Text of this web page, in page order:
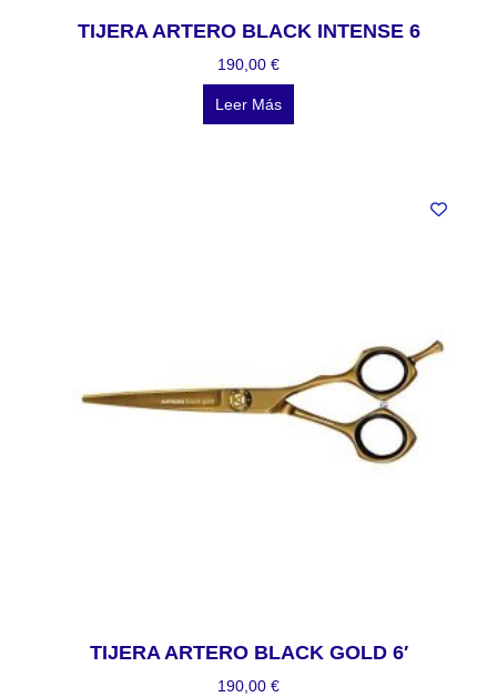
TIJERA ARTERO BLACK INTENSE 6
190,00 €
Leer Más
TIJERA ARTERO BLACK GOLD 6′
190,00 €